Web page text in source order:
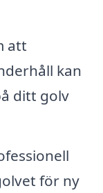
att
kan
ditt golv
för ny